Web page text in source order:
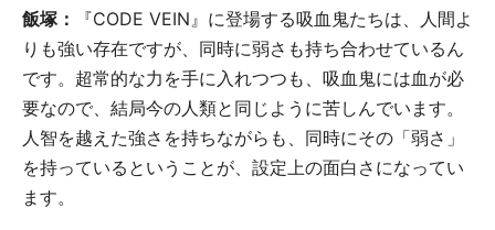
飯塚：
『CODE VEIN』に登場する吸血鬼たちは、人間よ
りも強い存在ですが、同時に弱さも持ち合わせているん
です。超常的な力を手に入れつつも、吸血鬼には血が必
要なので、結局今の人類と同じように苦しんでいます。
人智を越えた強さを持ちながらも、同時にその「弱さ」
を持っているということが、設定上の面白さになってい
ます。